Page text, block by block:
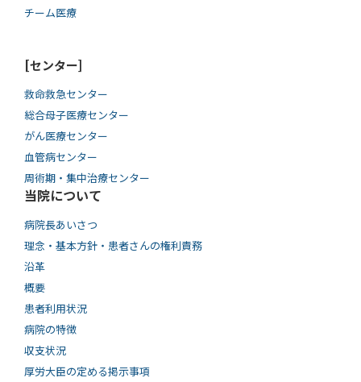
チーム医療
[センター]
救命救急センター
総合母子医療センター
がん医療センター
血管病センター
周術期・集中治療センター
当院について
病院長あいさつ
理念・基本方針・患者さんの権利責務
沿革
概要
患者利用状況
病院の特徴
収支状況
厚労大臣の定める掲示事項